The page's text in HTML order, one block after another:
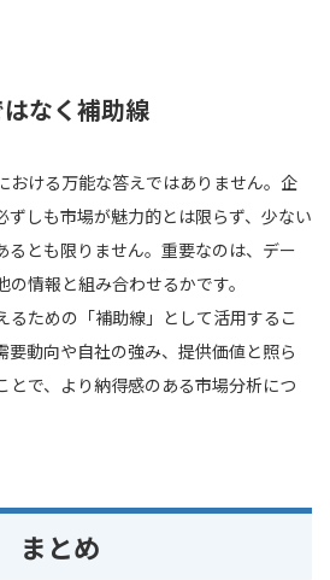
なく補助線
おける万能な答えではありません。企
ずしも市場が魅力的とは限らず、少ない
るとも限りません。重要なのは、デー
情報と組み合わせるかです。
るための「補助線」として活用するこ
要動向や自社の強み、提供価値と照ら
とで、より納得感のある市場分析につ
まとめ